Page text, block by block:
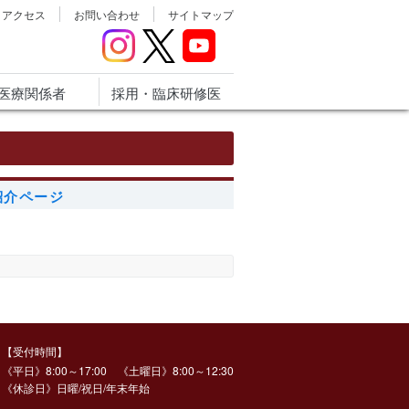
アクセス お問い合わせ サイトマップ
療関係者 採用・臨床研修医
ページ
【受付時間】
《平日》8:00～17:00 《土曜日》8:00～12:30
《休診日》日曜/祝日/年末年始